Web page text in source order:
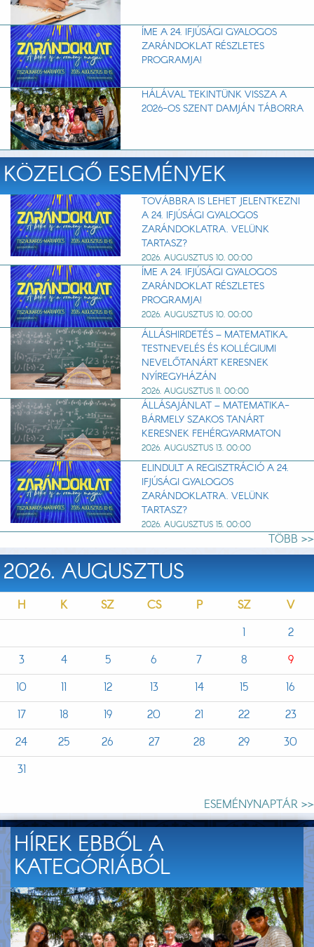
ÍME A 24. IFJÚSÁGI GYALOGOS
ZARÁNDOKLAT RÉSZLETES
PROGRAMJA!
HÁLÁVAL TEKINTÜNK VISSZA A
2026-OS SZENT DAMJÁN TÁBORRA
KÖZELGŐ ESEMÉNYEK
TOVÁBBRA IS LEHET JELENTKEZNI
A 24. IFJÚSÁGI GYALOGOS
ZARÁNDOKLATRA. VELÜNK
TARTASZ?
2026. AUGUSZTUS 10. 00:00
ÍME A 24. IFJÚSÁGI GYALOGOS
ZARÁNDOKLAT RÉSZLETES
PROGRAMJA!
2026. AUGUSZTUS 10. 00:00
ÁLLÁSHIRDETÉS – MATEMATIKA,
TESTNEVELÉS ÉS KOLLÉGIUMI
NEVELŐTANÁRT KERESNEK
NYÍREGYHÁZÁN
2026. AUGUSZTUS 11. 00:00
ÁLLÁSAJÁNLAT – MATEMATIKA-
BÁRMELY SZAKOS TANÁRT
KERESNEK FEHÉRGYARMATON
2026. AUGUSZTUS 13. 00:00
ELINDULT A REGISZTRÁCIÓ A 24.
IFJÚSÁGI GYALOGOS
ZARÁNDOKLATRA. VELÜNK
TARTASZ?
2026. AUGUSZTUS 15. 00:00
TÖBB >>
2026. AUGUSZTUS
H K SZ CS P SZ
V
1
2
3
4 5 6 7 8
9
10
11 12 13 14 15
16
17
18 19 20 21 22
23
24
25 26 27 28 29
30
31
ESEMÉNYNAPTÁR >>
HÍREK EBBŐL A
KATEGÓRIÁBÓL